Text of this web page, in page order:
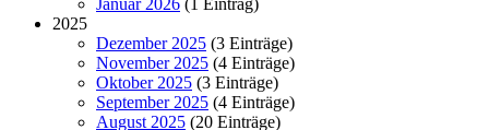
2025
Dezember 2025 (3 Einträge)
November 2025 (4 Einträge)
Oktober 2025 (3 Einträge)
September 2025 (4 Einträge)
August 2025 (20 Einträge)